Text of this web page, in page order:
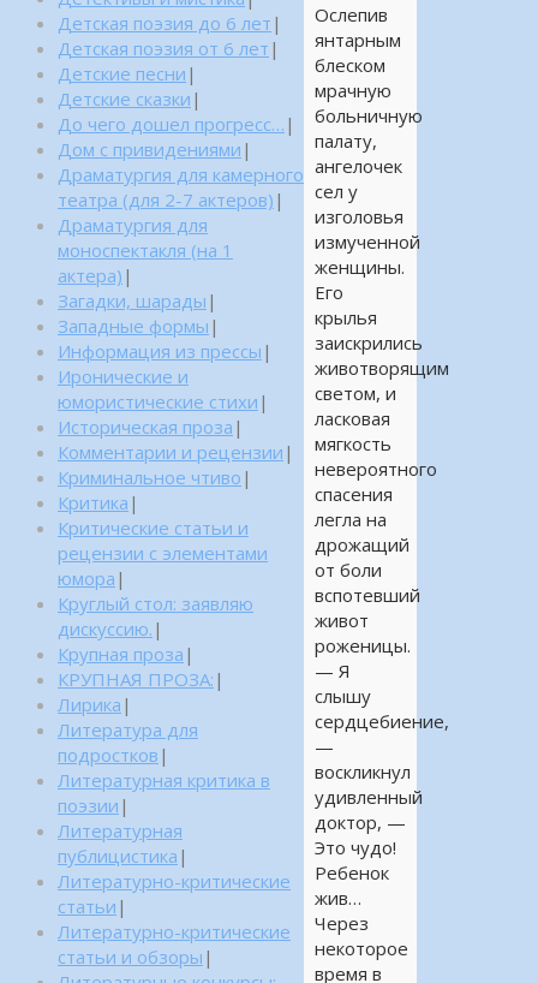
Ослепив
янтарным
блеском
мрачную
больничную
палату,
ангелочек
сел у
изголовья
измученной
женщины.
Его
крылья
заискрились
животворящим
светом, и
ласковая
мягкость
невероятного
спасения
легла на
дрожащий
от боли
вспотевший
живот
роженицы.
— Я
слышу
сердцебиение,
—
воскликнул
удивленный
доктор, —
Это чудо!
Ребенок
жив…
Через
некоторое
время в
Детская поэзия до 6 лет |
Детская поэзия от 6 лет |
Детские песни |
Детские сказки |
До чего дошел прогресс… |
Дом с привидениями |
Драматургия для камерного
театра (для 2-7 актеров) |
Драматургия для
моноспектакля (на 1
актера) |
Загадки, шарады |
Западные формы |
Информация из прессы |
Иронические и
юмористические стихи |
Историческая проза |
Комментарии и рецензии |
Криминальное чтиво |
Критика |
Критические статьи и
рецензии с элементами
юмора |
Круглый стол: заявляю
дискуссию. |
Крупная проза |
КРУПНАЯ ПРОЗА: |
Лирика |
Литература для
подростков |
Литературная критика в
поэзии |
Литературная
публицистика |
Литературно-критические
статьи |
Литературно-критические
статьи и обзоры |